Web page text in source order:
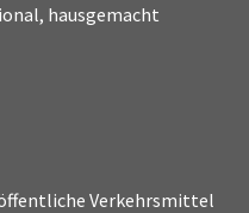
hausgemacht
Verkehrsmittel